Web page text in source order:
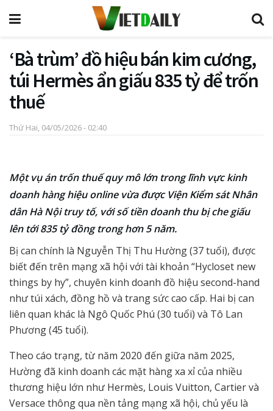
‘Bà trùm’ đồ hiệu bán kim cương,
túi Hermès ẩn giấu 835 tỷ để trốn
thuế
Thứ Hai, 04/05/2026 - 02:40
Một vụ án trốn thuế quy mô lớn trong lĩnh vực kinh
doanh hàng hiệu online vừa được Viện Kiểm sát Nhân
dân Hà Nội truy tố, với số tiền doanh thu bị che giấu
lên tới 835 tỷ đồng trong hơn 5 năm.
Bị can chính là Nguyễn Thị Thu Hường (37 tuổi), được
biết đến trên mạng xã hội với tài khoản “Hycloset new
things by hy”, chuyên kinh doanh đồ hiệu second-hand
như túi xách, đồng hồ và trang sức cao cấp. Hai bị can
liên quan khác là Ngô Quốc Phú (30 tuổi) và Tô Lan
Phương (45 tuổi).
Theo cáo trạng, từ năm 2020 đến giữa năm 2025,
Hường đã kinh doanh các mặt hàng xa xỉ của nhiều
thương hiệu lớn như Hermès, Louis Vuitton, Cartier và
Versace thông qua nền tảng mạng xã hội, chủ yếu là